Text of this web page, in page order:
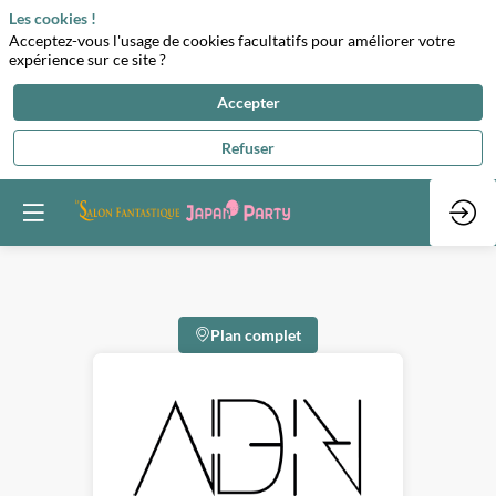
Plan complet
Les cookies !
Acceptez-vous l'usage de cookies facultatifs pour améliorer votre
expérience sur ce site ?
Accepter
Refuser